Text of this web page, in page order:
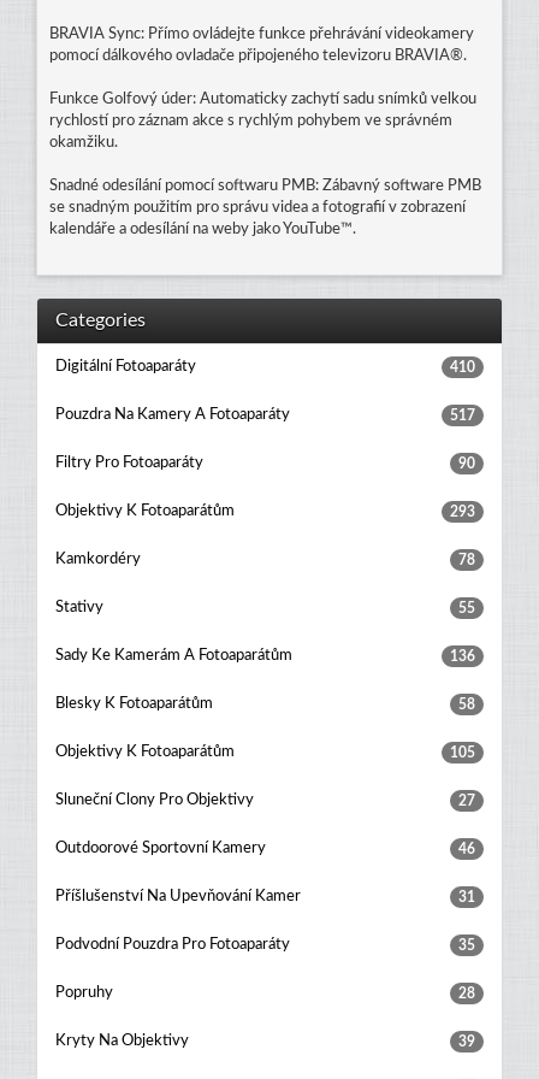
BRAVIA Sync: Přímo ovládejte funkce přehrávání videokamery
pomocí dálkového ovladače připojeného televizoru BRAVIA®.
Funkce Golfový úder: Automaticky zachytí sadu snímků velkou
rychlostí pro záznam akce s rychlým pohybem ve správném
okamžiku.
Snadné odesílání pomocí softwaru PMB: Zábavný software PMB
se snadným použitím pro správu videa a fotografií v zobrazení
kalendáře a odesílání na weby jako YouTube™.
Categories
Digitální Fotoaparáty 410
Pouzdra Na Kamery A Fotoaparáty 517
Filtry Pro Fotoaparáty 90
Objektivy K Fotoaparátům 293
Kamkordéry 78
Stativy 55
Sady Ke Kamerám A Fotoaparátům 136
Blesky K Fotoaparátům 58
Objektivy K Fotoaparátům 105
Sluneční Clony Pro Objektivy 27
Outdoorové Sportovní Kamery 46
Příšlušenství Na Upevňování Kamer 31
Podvodní Pouzdra Pro Fotoaparáty 35
Popruhy 28
Kryty Na Objektivy 39